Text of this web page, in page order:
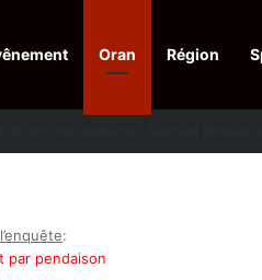
Oran Région
:
par pendaison